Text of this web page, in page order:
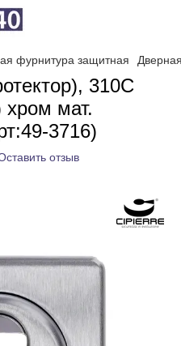
фурнитура защитная
310С
хром мат.
3716)
отзыв